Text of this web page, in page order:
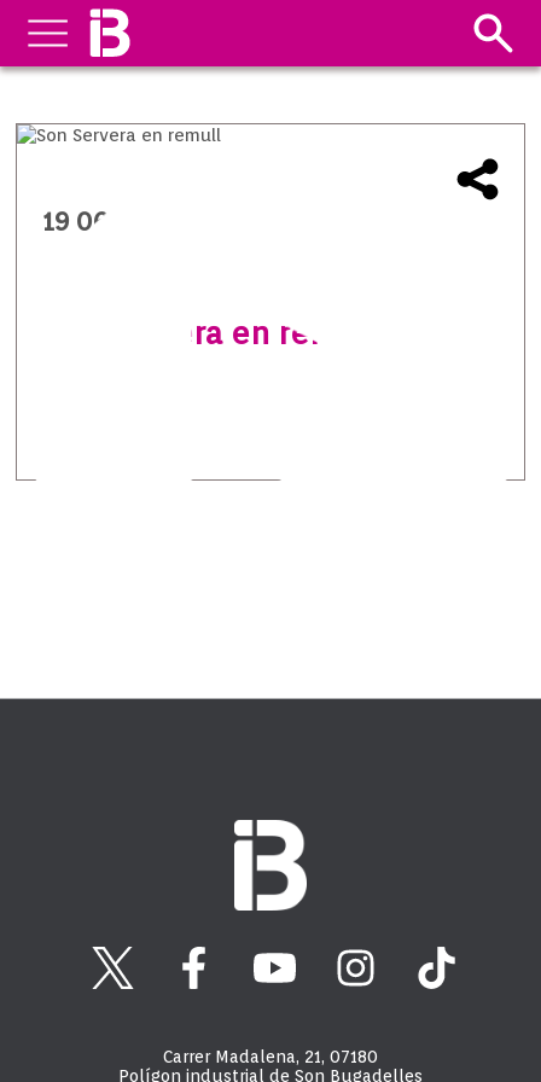
19 06 2014
Son Servera en remull
Carrer Madalena, 21, 07180
Polígon industrial de Son Bugadelles